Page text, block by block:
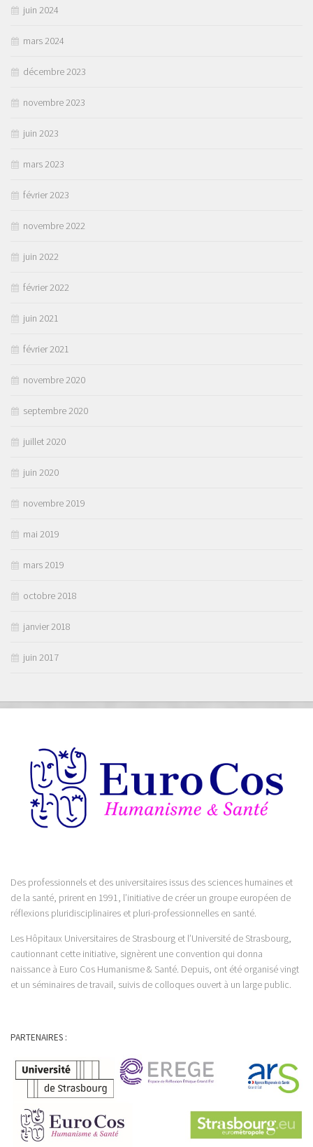
juin 2024
mars 2024
décembre 2023
novembre 2023
juin 2023
mars 2023
février 2023
novembre 2022
juin 2022
février 2022
juin 2021
février 2021
novembre 2020
septembre 2020
juillet 2020
juin 2020
novembre 2019
mai 2019
mars 2019
octobre 2018
janvier 2018
juin 2017
Des professionnels et des universitaires issus des sciences humaines et
de la santé, prirent en 1991, l’initiative de créer un groupe européen de
réflexions pluridisciplinaires et pluri-professionnelles en santé.
Les Hôpitaux Universitaires de Strasbourg et l’Université de Strasbourg,
cautionnant cette initiative, signèrent une convention qui donna
naissance à Euro Cos Humanisme & Santé. Depuis, ont été organisé vingt
et un séminaires de travail, suivis de colloques ouvert à un large public.
PARTENAIRES :